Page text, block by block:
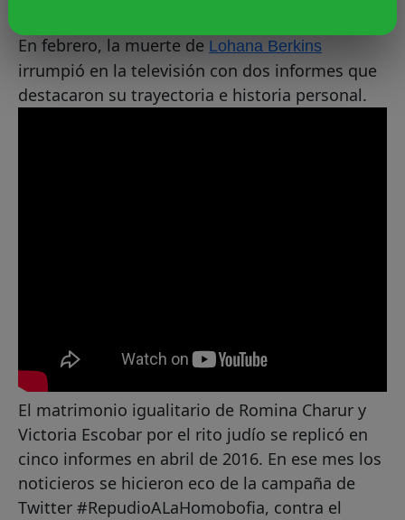
En febrero, la muerte de Lohana Berkins
irrumpió en la televisión con dos informes que
destacaron su trayectoria e historia personal.
El matrimonio igualitario de Romina Charur y
Victoria Escobar por el rito judío se replicó en
cinco informes en abril de 2016. En ese mes los
noticieros se hicieron eco de la campaña de
Twitter #RepudioALaHomobofia, contra el